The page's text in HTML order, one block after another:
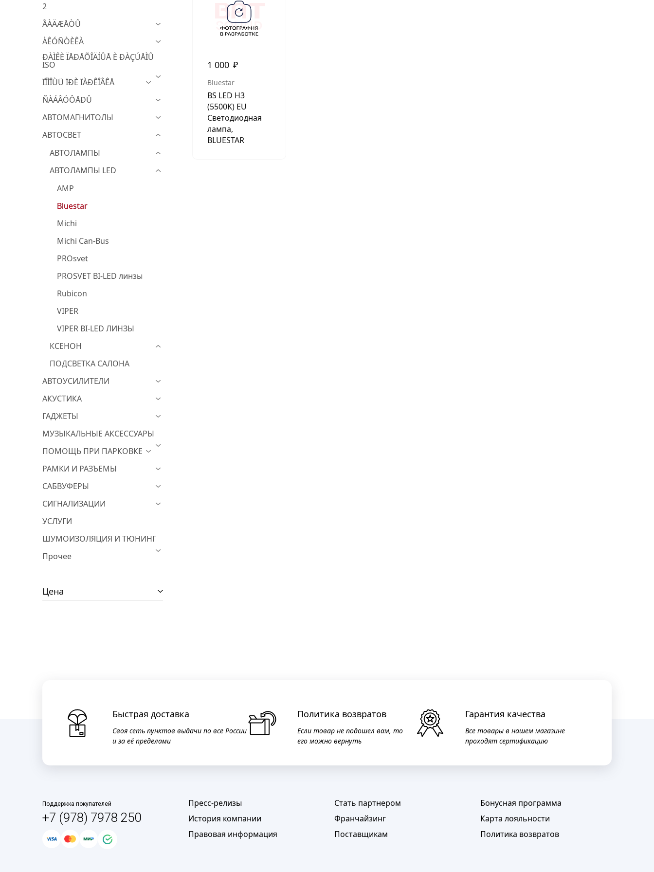
МУЗЫКАЛЬНЫЕ АКСЕССУАРЫ
ШУМОИЗОЛЯЦИЯ
КОВРИКИ и ХИМИЯ
1 000 ₽
Bluestar
BS LED H3
(5500K) EU
Светодиодная
лампа,
BLUESTAR
2
ÃÀÄÆÅÒÛ
ÀÊÓÑÒÈÊÀ
ÐÀÌÊÈ ÏÅÐÅÕÎÄÍÛÅ È ÐÀÇÚÅÌÛ
ISO
ÏÎÌÎÙÜ ÏÐÈ ÏÀÐÊÎÂÊÅ
ÑÀÁÂÓÔÅÐÛ
АВТОМАГНИТОЛЫ
АВТОСВЕТ
АВТОЛАМПЫ
АВТОЛАМПЫ LED
AMP
Bluestar
Michi
Michi Can-Bus
PROsvet
PROSVET BI-LED линзы
Rubicon
VIPER
VIPER BI-LED ЛИНЗЫ
КСЕНОН
ПОДСВЕТКА САЛОНА
АВТОУСИЛИТЕЛИ
АКУСТИКА
ГАДЖЕТЫ
МУЗЫКАЛЬНЫЕ АКСЕССУАРЫ
ПОМОЩЬ ПРИ ПАРКОВКЕ
РАМКИ И РАЗЪЕМЫ
САБВУФЕРЫ
СИГНАЛИЗАЦИИ
УСЛУГИ
ШУМОИЗОЛЯЦИЯ И ТЮНИНГ
Прочее
Цена
Быстрая доставка
Своя сеть пунктов выдачи по все России
и за её пределами
Политика возвратов
Если товар не подошел вам, то
его можно вернуть
Гарантия качества
Все товары в нашем магазине
проходят сертификацию
Поддержка покупателей
+7 (978) 7978 250
Пресс-релизы
История компании
Правовая информация
Стать партнером
Франчайзинг
Поставщикам
Бонусная программа
Карта лояльности
Политика возвратов